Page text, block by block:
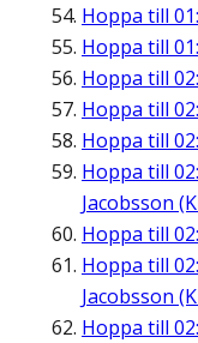
Hoppa till
Hoppa till
Hoppa till
Hoppa till
Hoppa till
Hoppa till
Jacobsson
Hoppa till
Hoppa till
Jacobsson
Hoppa till